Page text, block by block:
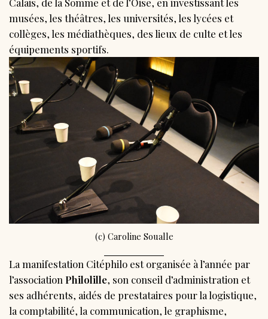
musées, les théâtres, les universités, les lycées et
collèges, les médiathèques, des lieux de culte et les
équipements sportifs.
(c) Caroline Soualle
La manifestation Citéphilo est organisée à l’année par
l’associationPhilolille, son conseil d’administration et
ses adhérents, aidés de prestataires pour la logistique,
la comptabilité, la communication, le graphisme,